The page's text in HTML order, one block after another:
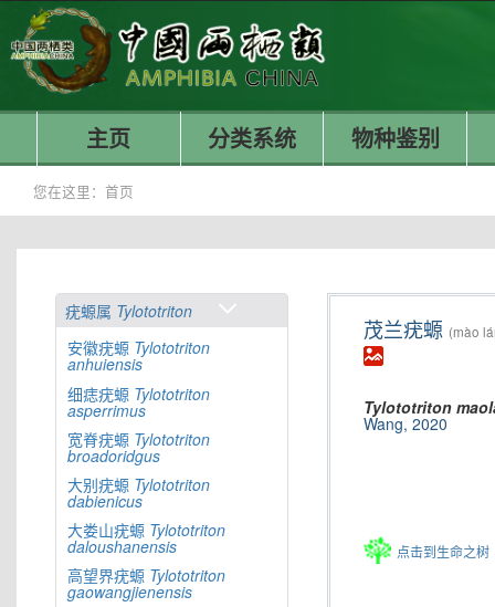
主页 分类系统 物种鉴别
您在这里： 首页
疣螈属 Tylototriton
安徽疣螈 Tylototriton
anhuiensis
细痣疣螈 Tylototriton
asperrimus
宽脊疣螈 Tylototriton
broadoridgus
大别疣螈 Tylototriton
dabienicus
大娄山疣螈 Tylototriton
daloushanensis
高望界疣螈 Tylototriton
gaowangjienensis
茂兰疣螈 (mào
Tylototriton
Wang, 2020
点击到生命之树